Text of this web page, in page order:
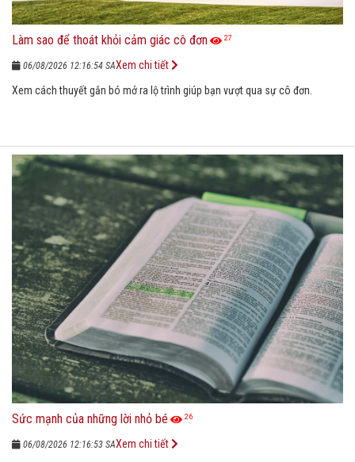
Làm sao để thoát khỏi cảm giác cô đơn 27
06/08/2026 12:16:54 SA
Xem cách thuyết gắn bó mở ra lộ trình giúp bạn vượt qua sự cô đơn.
Xem chi tiết
Sức mạnh của những lời nhỏ bé 26
06/08/2026 12:16:53 SAXem chi tiết